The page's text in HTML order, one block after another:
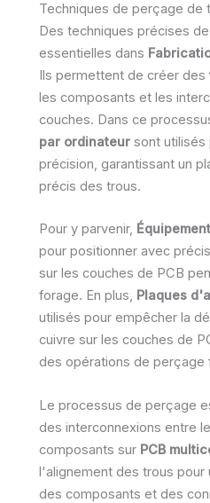
Techniques de perçage de
Des techniques précises
essentielles dans
Ils permettent de créer des
les composants et les
couches. Dans ce
par ordinateur sont utilisés
précision, garantissant un
précis des trous.
Pour y parvenir,
pour positionner avec
sur les couches de PCB
forage. En plus, Plaques
utilisés pour empêcher la
cuivre sur les couches de
des opérations de perçage
Le processus de perçage
des interconnexions entre
composants sur PCB
l'alignement des trous pour
des composants et des